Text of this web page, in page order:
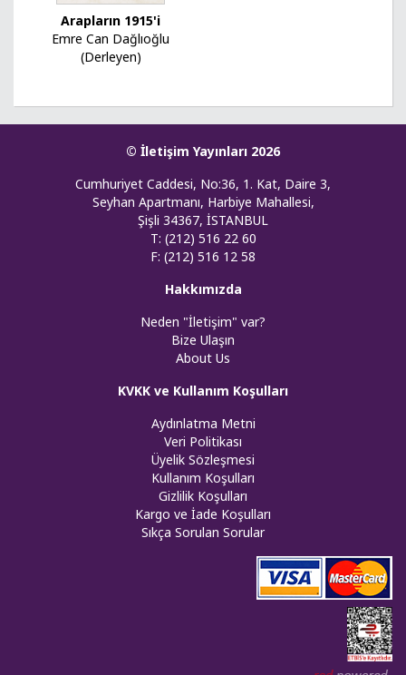
Arapların 1915'i
Emre Can Dağlıoğlu
(Derleyen)
© İletişim Yayınları 2026
Cumhuriyet Caddesi, No:36, 1. Kat, Daire 3,
Seyhan Apartmanı, Harbiye Mahallesi,
Şişli 34367, İSTANBUL
T: (212) 516 22 60
F: (212) 516 12 58
Hakkımızda
Neden "İletişim" var?
Bize Ulaşın
About Us
KVKK ve Kullanım Koşulları
Aydınlatma Metni
Veri Politikası
Üyelik Sözleşmesi
Kullanım Koşulları
Gizlilik Koşulları
Kargo ve İade Koşulları
Sıkça Sorulan Sorular
Web